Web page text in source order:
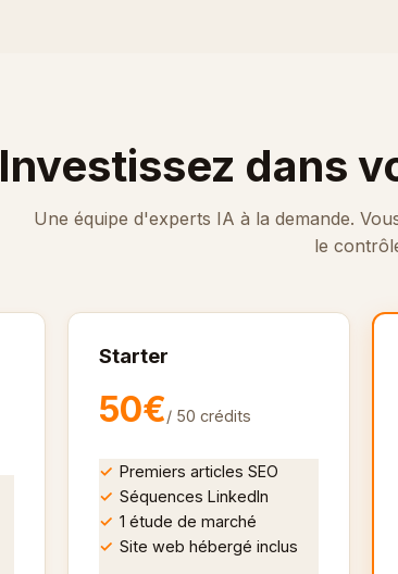
Investissez dans
Une équipe d'experts IA à la demande.
le
Starter
50€/ 50 crédits
Premiers articles SEO
Séquences LinkedIn
1 étude de marché
Site web hébergé inclus